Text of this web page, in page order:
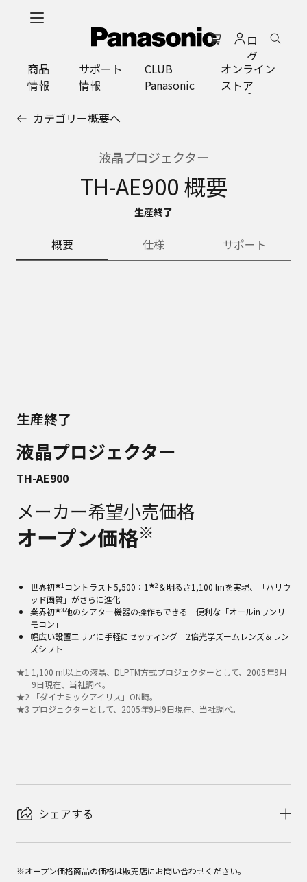
ロ
グ
イ
ン
商品
情報
サポート
情報
CLUB
Panasonic
オンライン
ストア
カテゴリー概要へ
液晶プロジェクター
TH-AE900 概要
生産終了
概要 仕様 サポート
生産終了
液晶プロジェクター
TH-AE900
メーカー希望小売価格
オープン価格※
世界初★1 コントラスト5,500：1 ★2 ＆明るさ1,100 lmを実現、「ハリウ
ッド画質」がさらに進化
業界初★3他のシアター機器の操作もできる 便利な「オールinワンリ
モコン」
幅広い設置エリアに手軽にセッティング 2倍光学ズームレンズ＆レン
ズシフト
★1 1,100 ml以上の液晶、DLPTM方式プロジェクターとして、2005年9月
9日現在、当社調べ。
★2
「ダイナミックアイリス」ON時。
★3 プロジェクターとして、2005年9月9日現在、当社調べ。
シェアする
※オープン価格商品の価格は販売店にお問い合わせください。